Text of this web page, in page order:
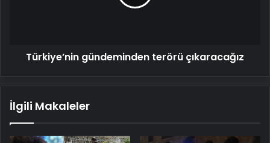
Türkiye’nin gündeminden terörü çıkaracağız
İlgili Makaleler